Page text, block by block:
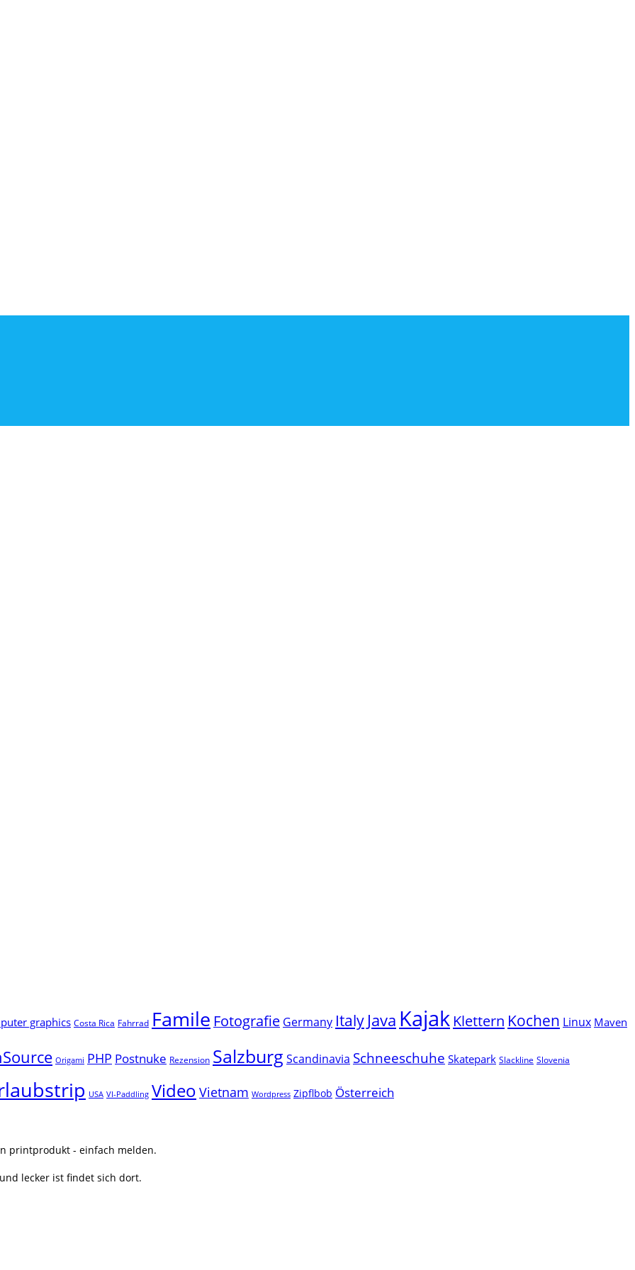
graphics Costa Rica Fahrrad Famile Fotografie Germany Italy Java Kajak Klettern Kochen Linux Maven
Origami PHP Postnuke Rezension SalzburgScandinavia Schneeschuhe Skatepark Slackline Slovenia
USA VI-Paddling Video Vietnam Wordpress Zipflbob Österreich
printprodukt - einfach melden.
lecker ist findet sich dort.